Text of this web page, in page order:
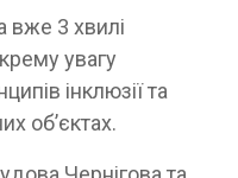
вже 3 хвилі
увагу
інклюзії та
об’єктах.